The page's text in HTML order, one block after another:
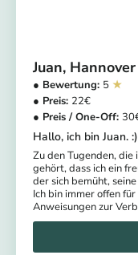
Juan Hannover
5
22
30
Hallo, ich bin Juan. :)
Zu den Tugenden,
gehört, dass ich ein
der sich bemüht,
Ich bin immer offen
Anweisungen zur